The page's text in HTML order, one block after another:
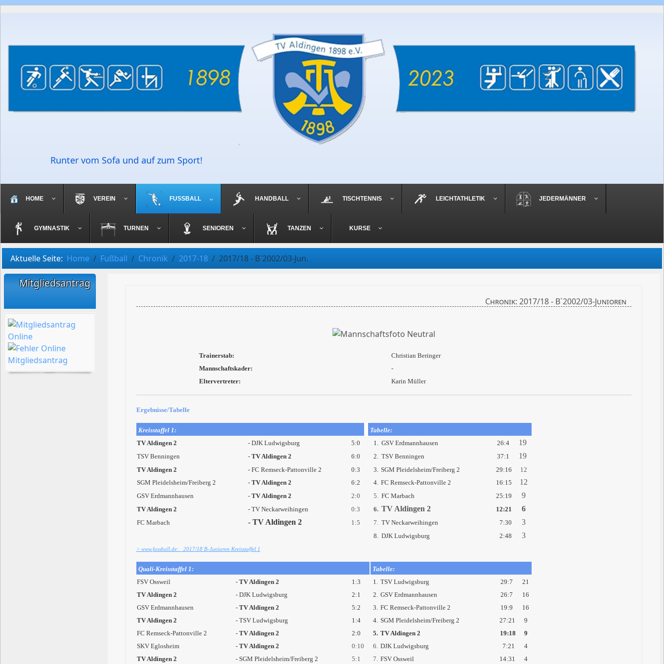
Runter vom Sofa und auf zum Sport!
HOME VEREIN FUSSBALL HANDBALL TISCHTENNIS LEICHTATHLETIK JEDERMÄNNER
GYMNASTIK TURNEN SENIOREN TANZEN KURSE
Aktuelle Seite: Home Fußball Chronik 2017-18 2017/18 - B`2002/03-Jun.
Mitgliedsantrag
Chronik: 2017/18 - B`2002/03-Junioren
Trainerstab:
Christian Beringer
Mannschaftskader:
-
Eltervertreter:
Karin Müller
Ergebnisse/Tabelle
Kreisstaffel 1:
Tabelle:
TV Aldingen 2
- DJK Ludwigsburg 5:0 1. GSV Erdmannhausen 26:4 19
TSV Benningen - TV Aldingen 2 6:0 2. TSV Benningen 37:1 19
TV Aldingen 2 - FC Remseck-Pattonville 2 0:3 3. SGM Pleidelsheim/Freiberg 2 29:16
12
SGM Pleidelsheim/Freiberg 2
- TV Aldingen 2 6:2 4. FC Remseck-Pattonville 2 16:15 12
GSV Erdmannhausen - TV Aldingen 2 2:0 5. FC Marbach 25:19 9
TV Aldingen 2 - TV Neckarweihingen 0:3 6. TV Aldingen 2 12:21 6
FC Marbach - TV Aldingen 2 1:5 7. TV Neckarweihingen 7:30 3
8. DJK Ludwigsburg 2:48 3
> www.fussball.de: 2017/18 B-Junioren Kreisstaffel 1
Quali-Kreisstaffel 1:
Tabelle:
FSV Ossweil
- TV Aldingen 2 1:3 1. TSV Ludwigsburg 29:7
21
TV Aldingen 2
- DJK Ludwigsburg 2:1 2. GSV Erdmannhausen 26:7
16
GSV Erdmannhausen
- TV Aldingen 2 5:2 3. FC Remseck-Pattonville 2 19:9
16
TV Aldingen 2
- TSV Ludwigsburg 1:4 4. SGM Pleidelsheim/Freiberg 2 27:21
9
FC Remseck-Pattonville 2
- TV Aldingen 2 2:0 5. TV Aldingen 2 19:18
9
SKV Eglosheim
- TV Aldingen 2 0:10 6. DJK Ludwigsburg 7:21
4
TV Aldingen 2
- SGM Pleidelsheim/Freiberg 2 5:1 7. FSV Ossweil 14:31
4